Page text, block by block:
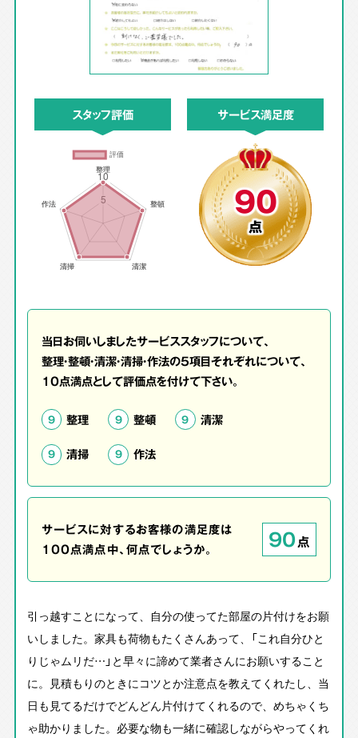
スタッフ評価 サービス満足度
90
点
当日お伺いしましたサービススタッフについて、
整理・整頓・清潔・清掃・作法の5項目それぞれについて、
10点満点として評価点を付けて下さい。
9 整理 9 整頓 9 清潔
9 清掃 9 作法
サービスに対するお客様の満足度は
100点満点中、何点でしょうか。
90点
引っ越すことになって、自分の使ってた部屋の片付けをお願
いしました。家具も荷物もたくさんあって、「これ自分ひと
りじゃムリだ…」と早々に諦めて業者さんにお願いすること
に。見積もりのときにコツとか注意点を教えてくれたし、当
日も見てるだけでどんどん片付けてくれるので、めちゃくち
ゃ助かりました。必要な物も一緒に確認しながらやってくれ